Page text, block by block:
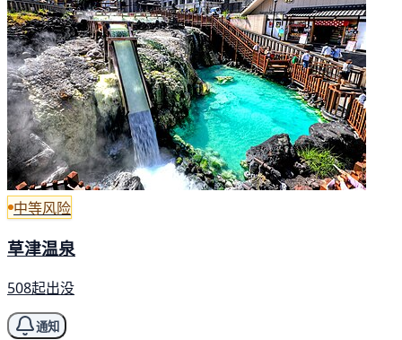
中等风险
草津温泉
508起出没
通知